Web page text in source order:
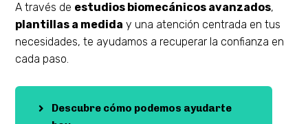
A través de estudios biomecánicos avanzados,
plantillas a medida y una atención centrada en tus
necesidades, te ayudamos a recuperar la confianza en
cada paso.
Descubre cómo podemos ayudarte